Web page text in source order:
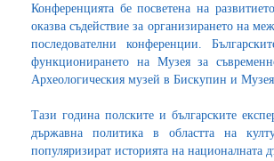
Конференцията бе посветена на
оказва съдействие за организирането на
последователни конференции.
функционирането на Музея за
Археологическия музей в Бискупин и
Тази година полските и българските
държавна политика в областта на
популяризират историята на националната